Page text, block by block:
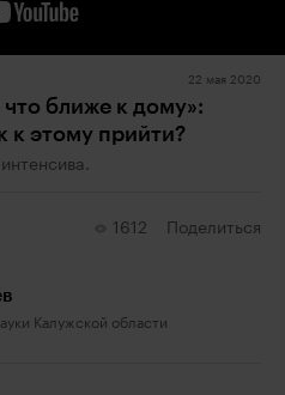
22 мая 2020
ближе к дому»:
к этому прийти?
1612 Поделиться
Калужской области